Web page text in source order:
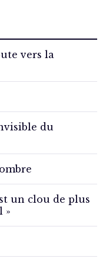
vers la
du
un clou de plus
»